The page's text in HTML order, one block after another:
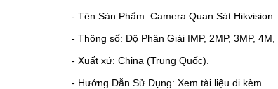
- Tên Sản Phẩm: Camera Quan Sát Hikvision
- Thông số: Độ Phân Giải IMP, 2MP, 3MP,
- Xuất xứ: China (Trung Quốc).
- Hướng Dẫn Sử Dụng: Xem tài liệu di kèm.